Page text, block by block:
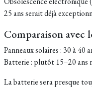
25 ans serait déjà
Comparaison avec
Panneaux solaires : 30 à 40
Batterie : plutôt 15–20 ans
La batterie sera presque